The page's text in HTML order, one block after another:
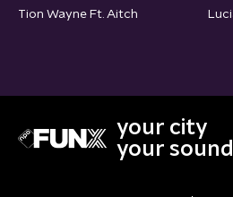
Tion Wayne Ft. Aitch
your city
your sound